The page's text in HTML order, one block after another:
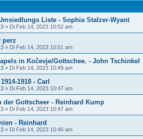
Liste - Sophia Stalzer-Wyant
» Di Feb 14, 2023 10:52 am
perz
» Di Feb 14, 2023 10:51 am
in Kočevje/Gottschee. - John Tschinkel
» Di Feb 14, 2023 10:49 am
1918 - Carl
» Di Feb 14, 2023 10:47 am
der Gottscheer - Reinhard Kump
» Di Feb 14, 2023 10:47 am
- Reinhard
» Di Feb 14, 2023 10:46 am